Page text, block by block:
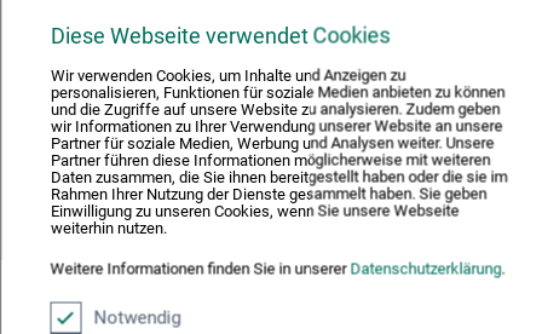
Diese Webseite verwendet Cookies
Wir verwenden Cookies, um Inhalte und Anzeigen zu
personalisieren, Funktionen für soziale Medien anbieten zu können
und die Zugriffe auf unsere Website zu analysieren. Zudem geben
wir Informationen zu Ihrer Verwendung unserer Website an unsere
Partner für soziale Medien, Werbung und Analysen weiter. Unsere
Partner führen diese Informationen möglicherweise mit weiteren
Daten zusammen, die Sie ihnen bereitgestellt haben oder die sie im
Rahmen Ihrer Nutzung der Dienste gesammelt haben. Sie geben
Einwilligung zu unseren Cookies, wenn Sie unsere Webseite
weiterhin nutzen.
Weitere Informationen finden Sie in unserer Datenschutzerklärung.
Notwendig
Ihnen personenbezogene Daten. Einzelheiten zur Speicherung
Datenschutzerklärung.
DieDatenschutzerklärunghabe ich zur Kenntnis
genommen.